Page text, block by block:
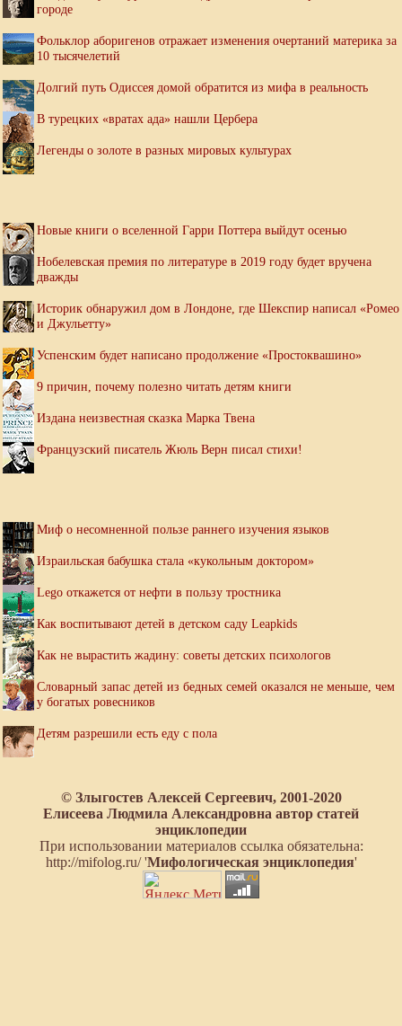
городе
Фольклор аборигенов отражает изменения очертаний материка за
10 тысячелетий
Долгий путь Одиссея домой обратится из мифа в реальность
В турецких «вратах ада» нашли Цербера
Легенды о золоте в разных мировых культурах
Новые книги о вселенной Гарри Поттера выйдут осенью
Нобелевская премия по литературе в 2019 году будет вручена
дважды
Историк обнаружил дом в Лондоне, где Шекспир написал «Ромео
и Джульетту»
Успенским будет написано продолжение «Простоквашино»
9 причин, почему полезно читать детям книги
Издана неизвестная сказка Марка Твена
Французский писатель Жюль Верн писал стихи!
Миф о несомненной пользе раннего изучения языков
Израильская бабушка стала «кукольным доктором»
Lego откажется от нефти в пользу тростника
Как воспитывают детей в детском саду Leapkids
Как не вырастить жадину: советы детских психологов
Словарный запас детей из бедных семей оказался не меньше, чем
у богатых ровесников
Детям разрешили есть еду с пола
© Злыгостев Алексей Сергеевич, 2001-2020
Елисеева Людмила Александровна автор статей
энциклопедии
При использовании материалов ссылка обязательна:
http://mifolog.ru/ 'Мифологическая энциклопедия'